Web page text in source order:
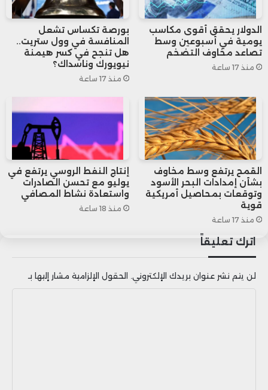
ويتبنى البنك المركزي الأوروبي حاليًا سياسة
“الانتظار والترقب”، مستفيدًا من استقرار
التضخم، مع الحفاظ على المرونة لمواجهة أي
صدمات خارجية قد تهدد مسار التعافي
الاقتصادي.
يعكس هذا التوجه حرص البنك على التوازن بين
التفاؤل الحذر حيال التضخم والوعي بالتحديات
المحيطة بالاقتصاد العالمي.
وبالنسبة للأسواق، يتركز الاهتمام على نبرة
لاغارد أكثر من القرار نفسه، حيث أن أي إشارات
تميل نحو التيسير قد تؤدي إلى الضغط على
الدولار يحقق أقوى مكاسب
يومية في أسبوعين وسط
تصاعد مخاوف التضخم
منذ 17 ساعة
بورصة تكساس تشعل
المنافسة في وول ستريت..
هل تنجح في كسر هيمنة
نيويورك وناسداك؟
منذ 17 ساعة
القمح يرتفع وسط مخاوف
بشأن إمدادات البحر الأسود
وتوقعات بمحاصيل أمريكية
قوية
منذ 17 ساعة
إنتاج النفط الروسي يرتفع في
يوليو مع تحسن الصادرات
واستعادة نشاط المصافي
منذ 18 ساعة
اترك تعليقاً
لن يتم نشر عنوان بريدك الإلكتروني. الحقول الإلزامية مشار إليها بـ